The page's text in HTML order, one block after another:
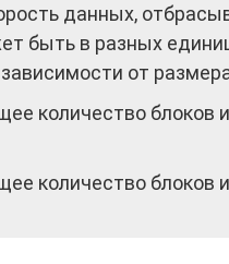
данных,
быть в разных
от
количество блоков
количество блоков